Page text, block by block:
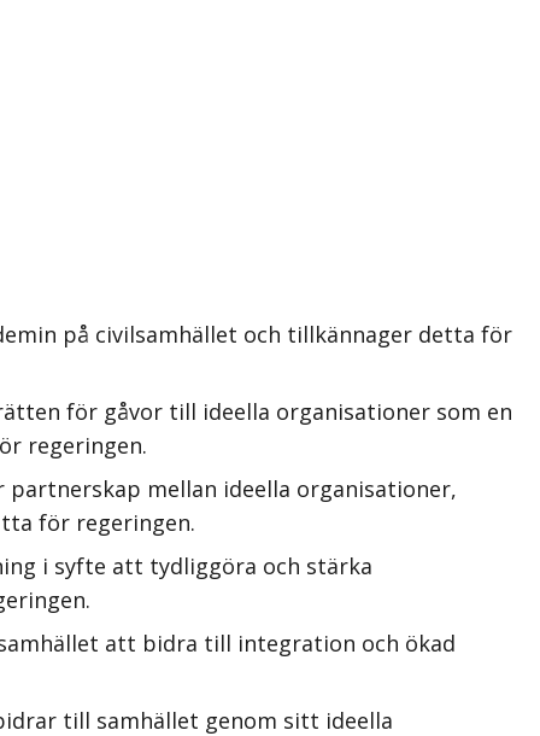
på civilsamhället och tillkännager detta för
för gåvor till ideella organisationer som en
regeringen.
mellan ideella organisationer,
för regeringen.
i syfte att tydliggöra och stärka
att bidra till integration och ökad
till samhället genom sitt ideella